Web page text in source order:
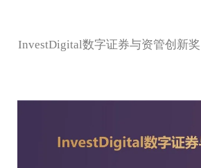
InvestDigital数字证券与资管创新